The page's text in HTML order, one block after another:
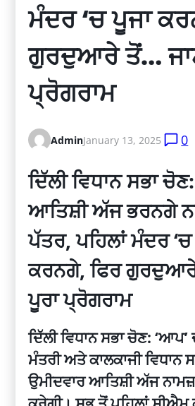
ਮੰਦਰ ‘ਚ ਪੂਜਾ
ਗੁਰਦੁਆਰੇ ਤੋਂ…
ਪ੍ਰੋਗਰਾਮ
AdminJanuary 13, 2025 0
ਦਿੱਲੀ ਵਿਧਾਨ ਸਭਾ
ਆਤਿਸ਼ੀ ਅੱਜ ਭਰਨਗੇ
ਪੱਤਰ, ਪਹਿਲਾਂ ਮੰਦਰ
ਕਰਨਗੇ, ਫਿਰ
ਪੂਰਾ ਪ੍ਰੋਗਰਾਮ
ਦਿੱਲੀ ਵਿਧਾਨ ਸਭਾ ਚੋਣ: ‘ਆਪ’
ਮੰਤਰੀ ਅਤੇ ਕਾਲਕਾਜੀ ਵਿਧਾਨ
ਉਮੀਦਵਾਰ ਆਤਿਸ਼ੀ ਅੱਜ